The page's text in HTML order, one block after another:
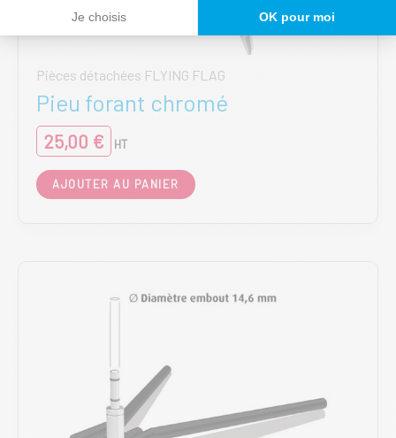
Je choisis OK pour moi
Pièces détachées FLYING FLAG
Pieu forant chromé
25,00 € HT
AJOUTER AU PANIER